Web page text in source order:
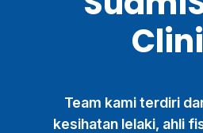
Team kami terdiri
kesihatan lelaki, ahli